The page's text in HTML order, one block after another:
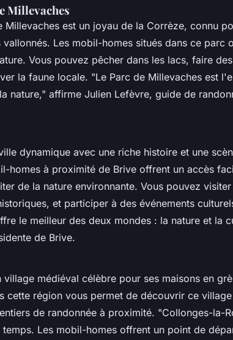
Millevaches
Millevaches est un joyau de la Corrèze, connu
Les mobil-homes situés dans ce parc
Vous pouvez pêcher dans les lacs, faire
la faune locale. "Le Parc de Millevaches est
nature," affirme Julien Lefèvre, guide de
dynamique avec une riche histoire et une
homes à proximité de Brive offrent un accès
de la nature environnante. Vous pouvez
et participer à des événements
le meilleur des deux mondes : la nature et la
de Brive.
médiéval célèbre pour ses maisons en
cette région vous permet de découvrir ce
de randonnée à proximité. "Collonges-la-
Les mobil-homes offrent un point de